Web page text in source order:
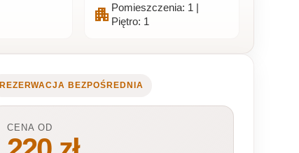
apartment Pomieszczenia: 1 |
Piętro: 1
REZERWACJA BEZPOŚREDNIA
CENA OD